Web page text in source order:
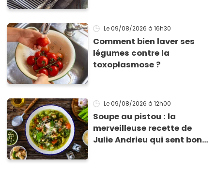
Le 09/08/2026 à 16h30
Comment bien laver ses
légumes contre la
toxoplasmose ?
Le 09/08/2026 à 12h00
Soupe au pistou : la
merveilleuse recette de
Julie Andrieu qui sent bon